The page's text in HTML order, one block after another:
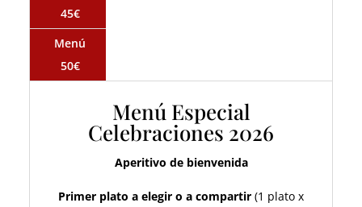
45€
Menú
50€
Menú Especial
Celebraciones 2026
Aperitivo de bienvenida
Primer plato a elegir o a compartir (1 plato x